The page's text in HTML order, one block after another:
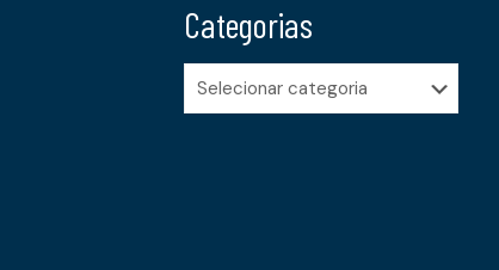
Categorias
Categorias